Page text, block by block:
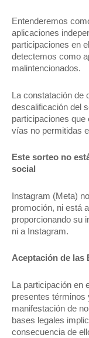
Entenderemos
aplicaciones
participaciones en
detectemos como
malintencionados.
La constatación de
descalificación del
participaciones
vías no permitidas
Este sorteo no
social
Instagram (Meta)
promoción, ni está
proporcionando su
ni a Instagram.
Aceptación de las
La participación
presentes términos
manifestación de
bases legales
consecuencia de